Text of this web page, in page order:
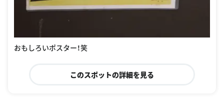
おもしろいポスター！笑
このスポットの詳細を見る